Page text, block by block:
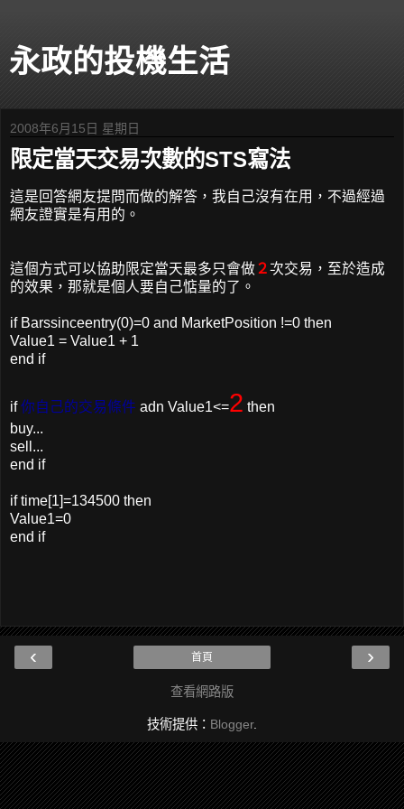
永政的投機生活
2008年6月15日 星期日
限定當天交易次數的STS寫法
這是回答網友提問而做的解答，我自己沒有在用，不過經過
網友證實是有用的。
這個方式可以協助限定當天最多只會做２次交易，至於造成
的效果，那就是個人要自己惦量的了。
if Barssinceentry(0)=0 and MarketPosition !=0 then
Value1 = Value1 + 1
end if
if你自己的交易條件 adn Value1<=2 then
buy...
sell...
end if
if time[1]=134500 then
Value1=0
end if
‹ ›
首頁
查看網路版
技術提供： Blogger.